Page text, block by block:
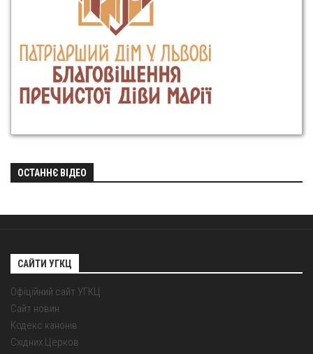
ОСТАННЄ ВІДЕО
САЙТИ УГКЦ
Офіційний сайт УГКЦ
Сайт новин
Кодекс канонів
Східних Церков